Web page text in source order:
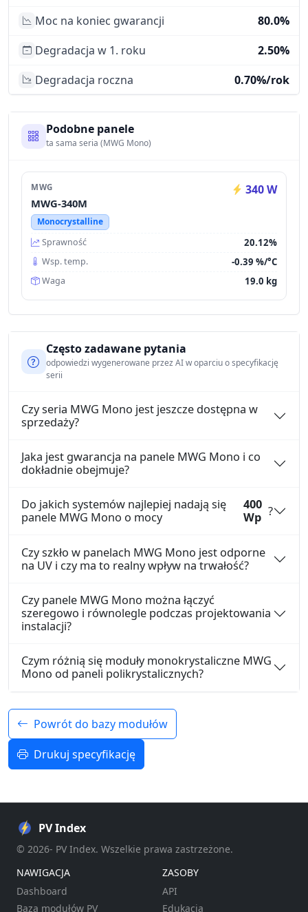
Moc na koniec gwarancji
80.0%
Degradacja w 1. roku
2.50%
Degradacja roczna
0.70%/rok
Podobne panele
ta sama seria (MWG Mono)
MWG 340 W
MWG-340M
Monocrystalline
Sprawność
20.12%
Wsp. temp. -0.39 %/°C
Waga 19.0 kg
Często zadawane pytania
odpowiedzi wygenerowane przez AI w oparciu o specyfikację
serii
Czy seria MWG Mono jest jeszcze dostępna w
sprzedaży?
Jaka jest gwarancja na panele MWG Mono i co
dokładnie obejmuje?
Do jakich systemów najlepiej nadają się
panele MWG Mono o mocy
400
Wp ?
Czy szkło w panelach MWG Mono jest odporne
na UV i czy ma to realny wpływ na trwałość?
Czy panele MWG Mono można łączyć
szeregowo i równolegle podczas projektowania
instalacji?
Czym różnią się moduły monokrystaliczne MWG
Mono od paneli polikrystalicznych?
Powrót do bazy modułów
Drukuj specyfikację
PV Index
© 2026- PV Index. Wszelkie prawa zastrzeżone.
NAWIGACJA
Dashboard
Baza modułów PV
ZASOBY
API
Edukacja